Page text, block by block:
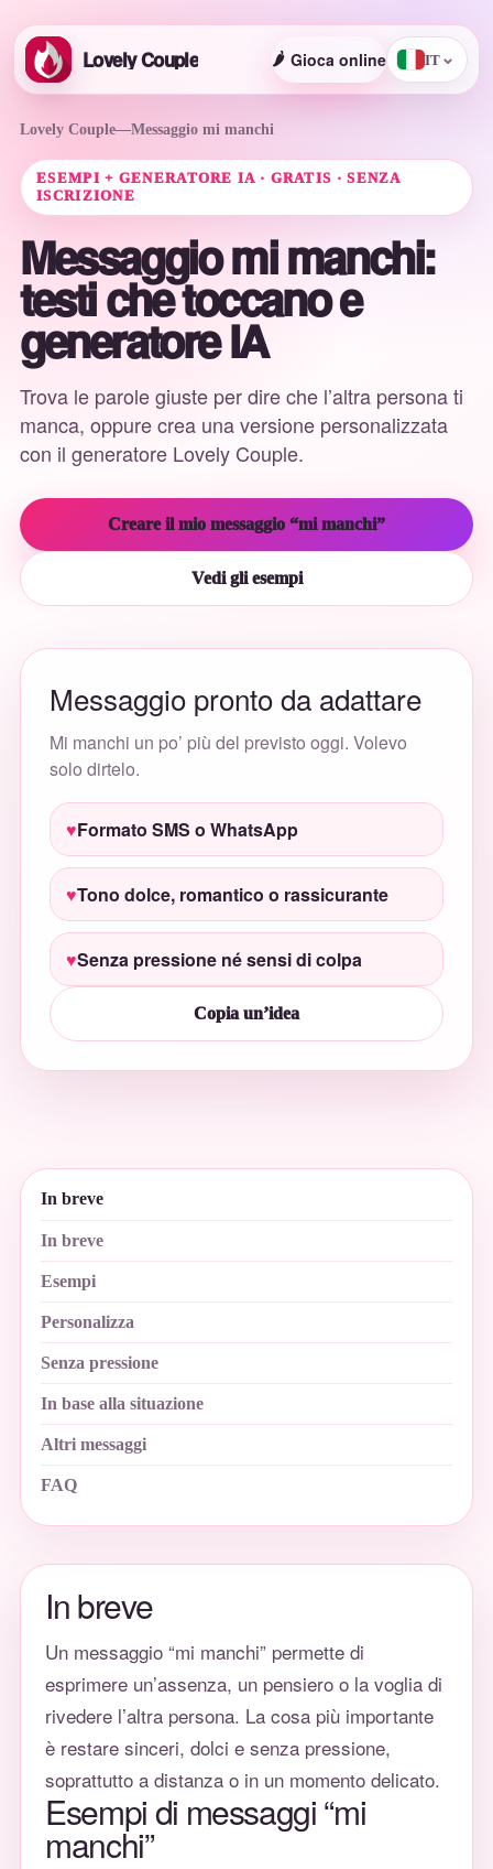
Lovely Couple 🌶️ Gioca online IT ⌄
Lovely Couple—Messaggio mi manchi
ESEMPI + GENERATORE IA · GRATIS · SENZA
ISCRIZIONE
Messaggio mi manchi:
testi che toccano e
generatore IA
Trova le parole giuste per dire che l’altra persona ti
manca, oppure crea una versione personalizzata
con il generatore Lovely Couple.
Creare il mio messaggio “mi manchi”
Vedi gli esempi
Messaggio pronto da adattare
Mi manchi un po’ più del previsto oggi. Volevo
solo dirtelo.
Formato SMS o WhatsApp
Tono dolce, romantico o rassicurante
Senza pressione né sensi di colpa
Copia un’idea
In breve
In breve
Esempi
Personalizza
Senza pressione
In base alla situazione
Altri messaggi
FAQ
In breve
Un messaggio “mi manchi” permette di
esprimere un’assenza, un pensiero o la voglia di
rivedere l’altra persona. La cosa più importante
è restare sinceri, dolci e senza pressione,
soprattutto a distanza o in un momento delicato.
Esempi di messaggi “mi
manchi”